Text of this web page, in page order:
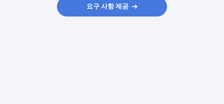
요구 사항 제공